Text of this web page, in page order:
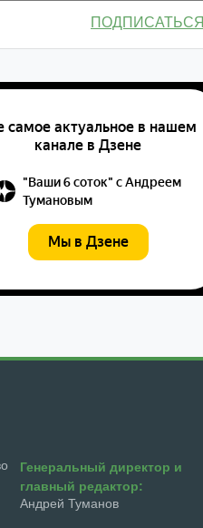
январь февраль
ПОДПИСАТЬСЯ
Генеральный директор и
главный редактор:
Андрей Туманов